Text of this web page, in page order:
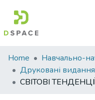
Communities
&
Collections
Home
Друковані видання